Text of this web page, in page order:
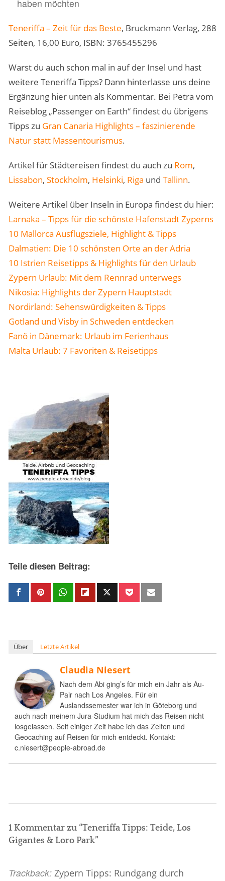
haben möchten
Teneriffa – Zeit für das Beste, Bruckmann Verlag, 288
Seiten, 16,00 Euro, ISBN: 3765455296
Warst du auch schon mal in auf der Insel und hast
weitere Teneriffa Tipps? Dann hinterlasse uns deine
Ergänzung hier unten als Kommentar. Bei Petra vom
Reiseblog „Passenger on Earth“ findest du übrigens
Tipps zu Gran Canaria Highlights – faszinierende
Natur statt Massentourismus.
Artikel für Städtereisen findest du auch zu Rom,
Lissabon, Stockholm, Helsinki, Riga und Tallinn.
Weitere Artikel über Inseln in Europa findest du hier:
Larnaka – Tipps für die schönste Hafenstadt Zyperns
10 Mallorca Ausflugsziele, Highlight & Tipps
Dalmatien: Die 10 schönsten Orte an der Adria
10 Istrien Reisetipps & Highlights für den Urlaub
Zypern Urlaub: Mit dem Rennrad unterwegs
Nikosia: Highlights der Zypern Hauptstadt
Nordirland: Sehenswürdigkeiten & Tipps
Gotland und Visby in Schweden entdecken
Fanö in Dänemark: Urlaub im Ferienhaus
Malta Urlaub: 7 Favoriten & Reisetipps
Teile diesen Beitrag:
Über Letzte Artikel
Claudia Niesert
Nach dem Abi ging’s für mich ein Jahr als Au-
Pair nach Los Angeles. Für ein
Auslandssemester war ich in Göteborg und
auch nach meinem Jura-Studium hat mich das Reisen nicht
losgelassen. Seit einiger Zeit habe ich das Zelten und
Geocaching auf Reisen für mich entdeckt. Kontakt:
c.niesert@people-abroad.de
1 Kommentar zu “Teneriffa Tipps: Teide, Los
Gigantes & Loro Park”
Trackback: Zypern Tipps: Rundgang durch